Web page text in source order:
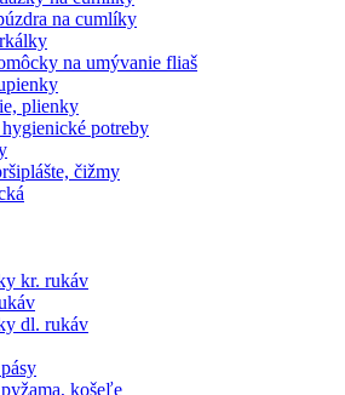
na cumlíky
na umývanie fliaš
plienky
potreby
čižmy
kr. rukáv
dl. rukáv
košeľe